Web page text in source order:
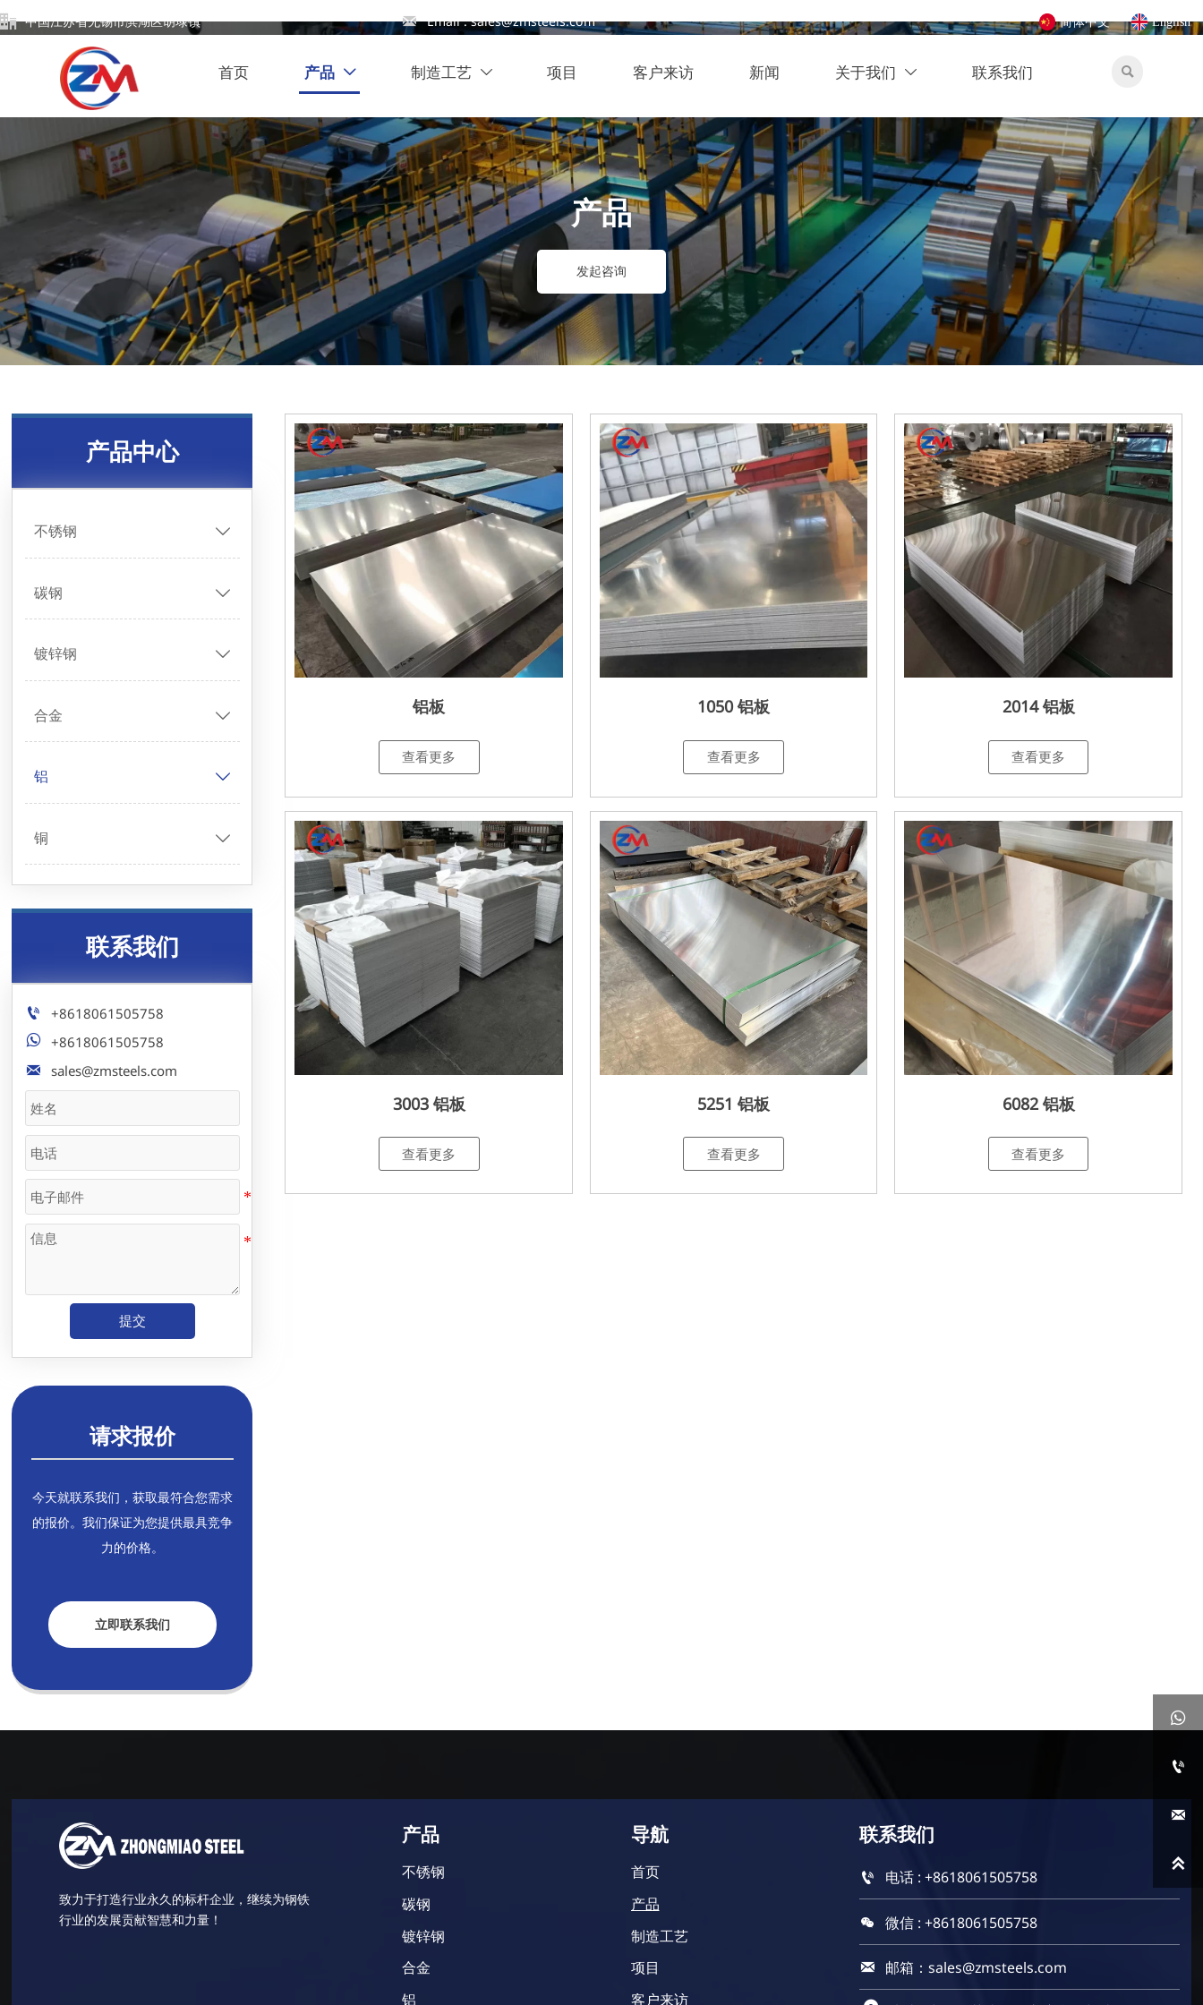
 中国江苏省无锡市滨湖区胡埭镇  Email : sales@zmsteels.com 简体中文 English
首页 产品  制造工艺  项目 客户来访 新闻 关于我们  联系我们 
产品
发起咨询
产品中心
不锈钢 
碳钢 
镀锌钢 
合金 
铝 
铜 
联系我们
 +8618061505758
 +8618061505758
 sales@zmsteels.com
提交
请求报价
今天就联系我们，获取最符合您需求
的报价。我们保证为您提供最具竞争
力的价格。
立即联系我们
铝板
查看更多
1050 铝板
查看更多
2014 铝板
查看更多
3003 铝板
查看更多
5251 铝板
查看更多
6082 铝板
查看更多
致力于打造行业永久的标杆企业，继续为钢铁
行业的发展贡献智慧和力量！
产品
不锈钢
碳钢
镀锌钢
合金
铝
导航
首页
产品
制造工艺
项目
客户来访
联系我们
 电话 : +8618061505758
 微信 : +8618061505758
 邮箱：sales@zmsteels.com



